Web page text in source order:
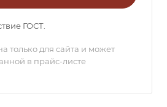
ГОСТ.
только для сайта и может
в прайс-листе